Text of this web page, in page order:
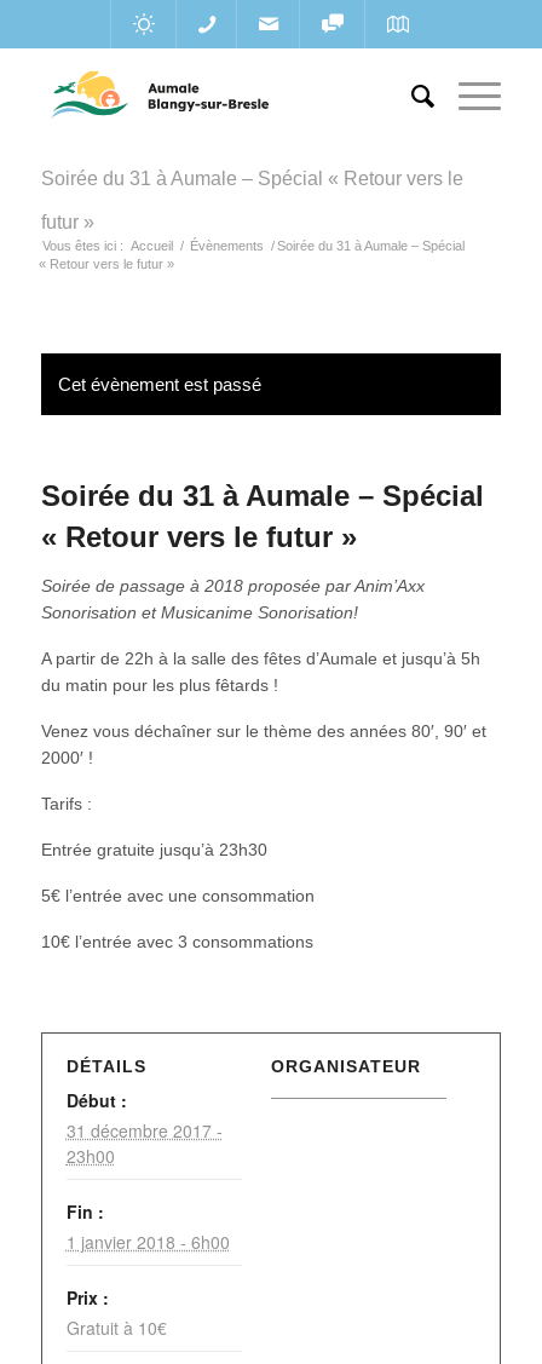
Soirée du 31 à Aumale – Spécial « Retour vers le
futur »
Vous êtes ici : Accueil / Évènements / Soirée du 31 à Aumale – Spécial
« Retour vers le futur »
Cet évènement est passé
Soirée du 31 à Aumale – Spécial
« Retour vers le futur »
Soirée de passage à 2018 proposée par Anim’Axx
Sonorisation et Musicanime Sonorisation!
A partir de 22h à la salle des fêtes d’Aumale et jusqu’à 5h
du matin pour les plus fêtards !
Venez vous déchaîner sur le thème des années 80′, 90′ et
2000′ !
Tarifs :
Entrée gratuite jusqu’à 23h30
5€ l’entrée avec une consommation
10€ l’entrée avec 3 consommations
DÉTAILS
Début :
31 décembre 2017 -
23h00
Fin :
1 janvier 2018 - 6h00
Prix :
Gratuit à 10€
ORGANISATEUR